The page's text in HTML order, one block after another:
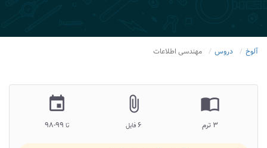
آلوخ دروس مهندسی اطلاعات
import_contacts
۳ ترم
attach_file
۶فایل
insert_invitation
تا